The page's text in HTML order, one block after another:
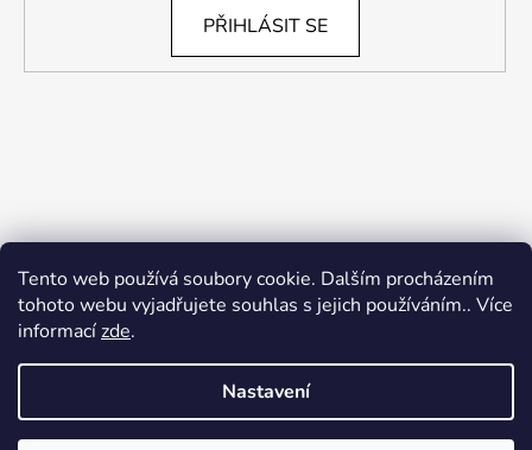
Tento web používá soubory cookie. Dalším procházením
tohoto webu vyjadřujete souhlas s jejich používáním.. Více
informacízde.
Nastavení
PŘIHLÁSIT SE